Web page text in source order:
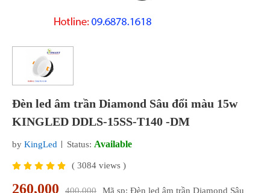
Đèn led âm trần Diamond Sâu đổi màu 15w
KINGLED DDLS-15SS-T140 -DM
by KingLed Status: Available
(3084 views )
260,000
400,000
Mã sp: Đèn led âm trần Diamond Sâu